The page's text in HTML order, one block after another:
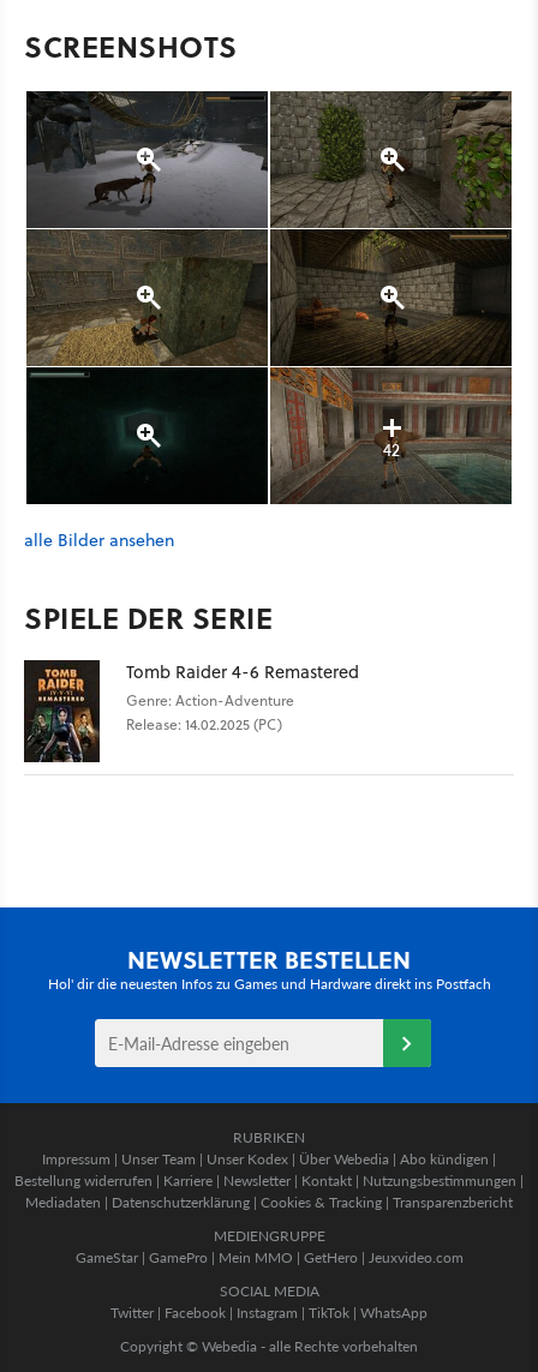
SCREENSHOTS
42
alle Bilder ansehen
SPIELE DER SERIE
Tomb Raider 4-6 Remastered
Genre: Action-Adventure
Release: 14.02.2025 (PC)
NEWSLETTER BESTELLEN
Hol' dir die neuesten Infos zu Games und Hardware direkt ins Postfach
RUBRIKEN
Impressum | Unser Team | Unser Kodex | Über Webedia | Abo kündigen |
Bestellung widerrufen | Karriere | Newsletter | Kontakt | Nutzungsbestimmungen |
Mediadaten | Datenschutzerklärung | Cookies & Tracking | Transparenzbericht
MEDIENGRUPPE
GameStar| GamePro | Mein MMO | GetHero | Jeuxvideo.com
SOCIAL MEDIA
Twitter | Facebook | Instagram | TikTok | WhatsApp
Copyright © Webedia - alle Rechte vorbehalten